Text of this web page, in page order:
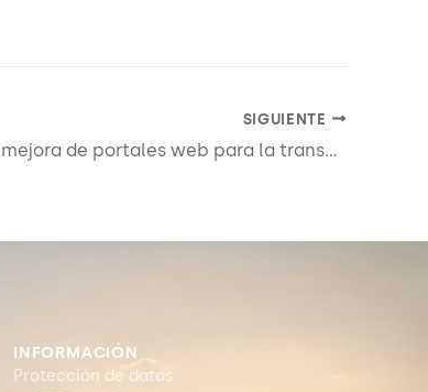
SIGUIENTE
A026: Desarrollo y mejora de portales web para la transparencia y la participación
INFORMACIÓN
Protección de datos